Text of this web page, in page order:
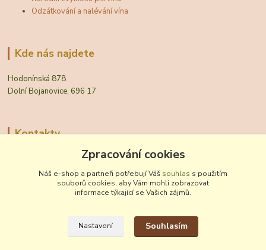
Odzátkování a nalévání vína
Kde nás najdete
Hodonínská 878
Dolní Bojanovice, 696 17
Kontakty
Zákaznická podpora Vinobal
+420 518 372 265
(Po-Pá, 7-15 hod.)
Zpracování cookies
Náš e-shop a partneři potřebují Váš souhlas s použitím
souborů cookies, aby Vám mohli zobrazovat
informace týkající se Vašich zájmů.
Nastavení Souhlasím